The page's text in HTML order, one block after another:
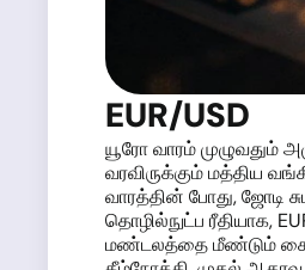
EUR/USD
யூரோ வாரம் முழுவதும்
வரவிருக்கும் மத்திய
வாரத்தின் போது, ஜோடி
தொழில்நுட்ப ரீதியாக,
மண்டலத்தை மீண்டும்